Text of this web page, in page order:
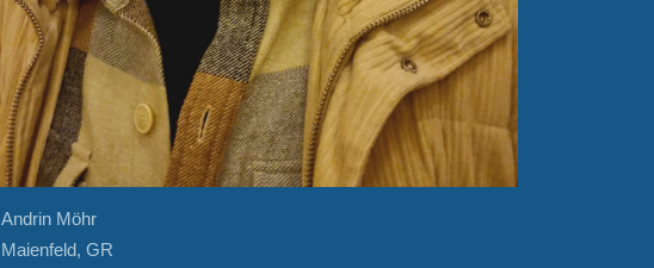
Andrin Möhr
Maienfeld, GR